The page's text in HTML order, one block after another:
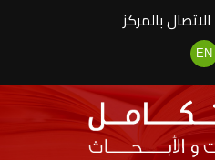
الاتصال بالمركز
EN